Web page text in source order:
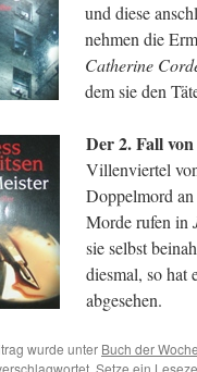
und diese
nehmen die
Catherine
dem sie den
Der 2. Fall
Villenviertel
Doppelmord
Morde rufen in
sie selbst
diesmal, so hat
abgesehen.
wurde unter Buch der Woche
Setze ein